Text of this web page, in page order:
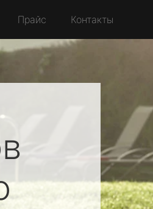
Прайс Контакты